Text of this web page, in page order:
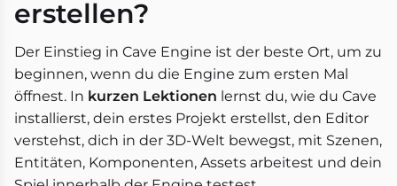
erstellen?
Der Einstieg in Cave Engine ist der beste Ort, um zu
beginnen, wenn du die Engine zum ersten Mal
öffnest. In kurzen Lektionen lernst du, wie du Cave
installierst, dein erstes Projekt erstellst, den Editor
verstehst, dich in der 3D-Welt bewegst, mit Szenen,
Entitäten, Komponenten, Assets arbeitest und dein